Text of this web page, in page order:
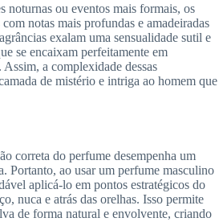
noturnas ou eventos mais formais, os
notas mais profundas e amadeiradas
exalam uma sensualidade sutil e
se encaixam perfeitamente em
a complexidade dessas
de mistério e intriga ao homem que
correta do perfume desempenha um
Portanto, ao usar um perfume masculino
aplicá-lo em pontos estratégicos do
nuca e atrás das orelhas. Isso permite
de forma natural e envolvente, criando